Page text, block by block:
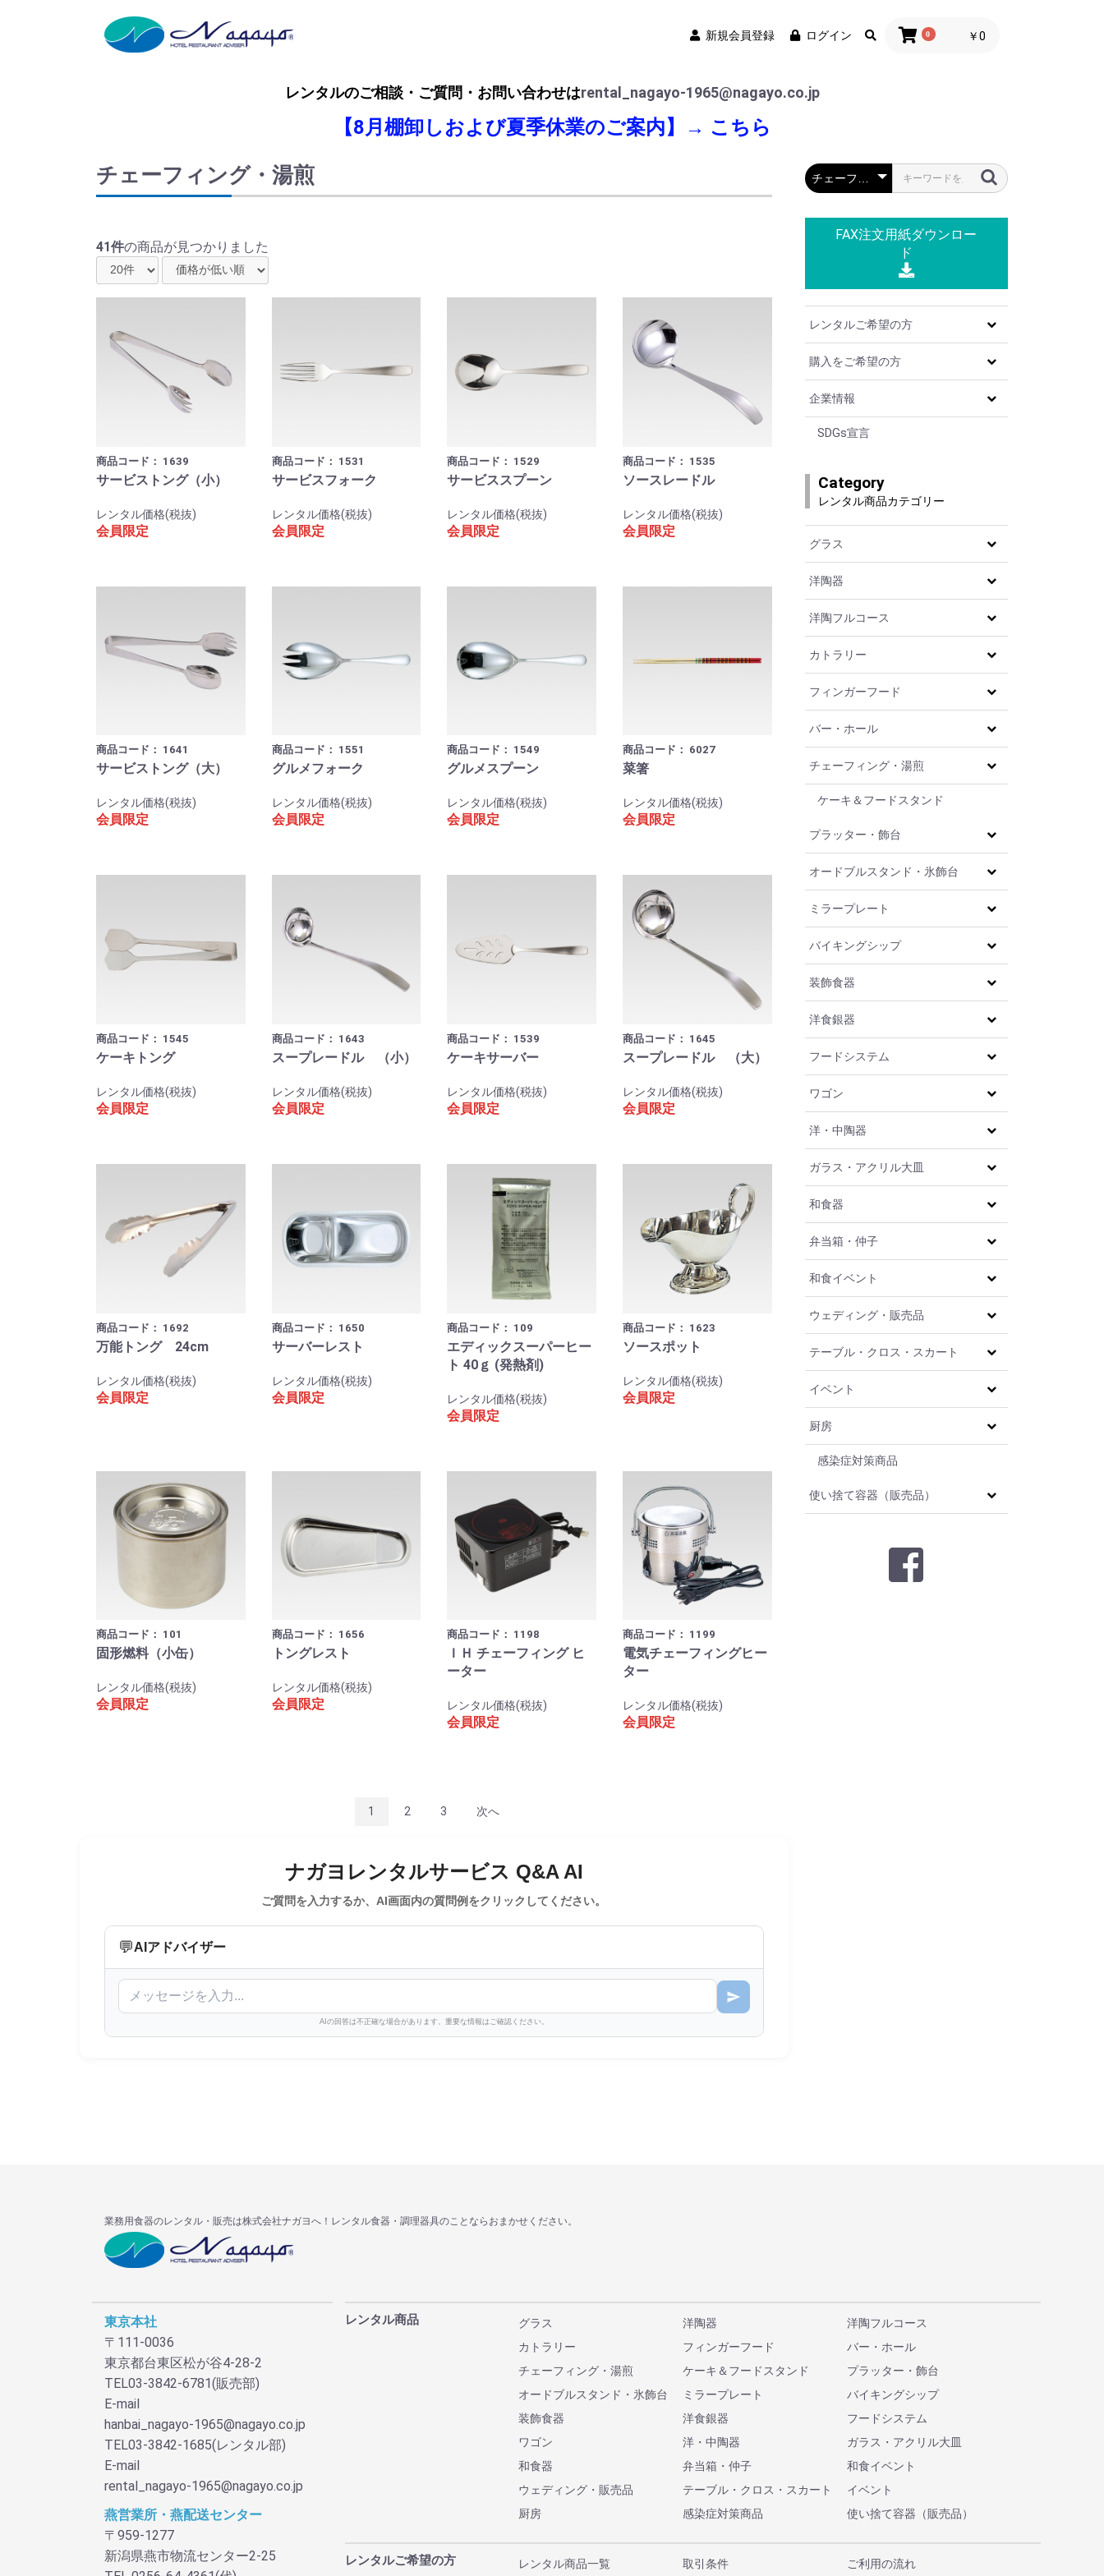
新規会員登録 ログイン 0 ￥0
レンタルのご相談・ご質問・お問い合わせはrental_nagayo-1965@nagayo.co.jp
【8月棚卸しおよび夏季休業のご案内】→ こちら
チェーフィング・湯煎
41件の商品が見つかりました
商品コード： 1639
サービストング（小）
レンタル価格(税抜)
会員限定
商品コード： 1531
サービスフォーク
レンタル価格(税抜)
会員限定
商品コード： 1529
サービススプーン
レンタル価格(税抜)
会員限定
商品コード： 1535
ソースレードル
レンタル価格(税抜)
会員限定
商品コード： 1641
サービストング（大）
レンタル価格(税抜)
会員限定
商品コード： 1551
グルメフォーク
レンタル価格(税抜)
会員限定
商品コード： 1549
グルメスプーン
レンタル価格(税抜)
会員限定
商品コード： 6027
菜箸
レンタル価格(税抜)
会員限定
商品コード： 1545
ケーキトング
レンタル価格(税抜)
会員限定
商品コード： 1643
スープレードル （小）
レンタル価格(税抜)
会員限定
商品コード： 1539
ケーキサーバー
レンタル価格(税抜)
会員限定
商品コード： 1645
スープレードル （大）
レンタル価格(税抜)
会員限定
商品コード： 1692
万能トング 24cm
レンタル価格(税抜)
会員限定
商品コード： 1650
サーバーレスト
レンタル価格(税抜)
会員限定
商品コード： 109
エディックスーパーヒー
ト 40ｇ (発熱剤)
レンタル価格(税抜)
会員限定
商品コード： 1623
ソースポット
レンタル価格(税抜)
会員限定
商品コード： 101
固形燃料（小缶）
レンタル価格(税抜)
会員限定
商品コード： 1656
トングレスト
レンタル価格(税抜)
会員限定
商品コード： 1198
ＩＨ チェーフィング ヒ
ーター
レンタル価格(税抜)
会員限定
商品コード： 1199
電気チェーフィングヒー
ター
レンタル価格(税抜)
会員限定
1 2 3 次へ
ナガヨレンタルサービス Q&A AI
ご質問を入力するか、AI画面内の質問例をクリックしてください。
💬AIアドバイザー
AIの回答は不正確な場合があります。重要な情報はご確認ください。
FAX注文用紙ダウンロー
ド
レンタルご希望の方
購入をご希望の方
企業情報
SDGs宣言
Category
レンタル商品カテゴリー
グラス
洋陶器
洋陶フルコース
カトラリー
フィンガーフード
バー・ホール
チェーフィング・湯煎
ケーキ＆フードスタンド
プラッター・飾台
オードブルスタンド・氷飾台
ミラープレート
バイキングシップ
装飾食器
洋食銀器
フードシステム
ワゴン
洋・中陶器
ガラス・アクリル大皿
和食器
弁当箱・仲子
和食イベント
ウェディング・販売品
テーブル・クロス・スカート
イベント
厨房
感染症対策商品
使い捨て容器（販売品）
業務用食器のレンタル・販売は株式会社ナガヨへ！レンタル食器・調理器具のことならおまかせください。
東京本社
〒111-0036
東京都台東区松が谷4-28-2
TEL03-3842-6781(販売部)
E-mail
hanbai_nagayo-1965@nagayo.co.jp
TEL03-3842-1685(レンタル部)
E-mail
rental_nagayo-1965@nagayo.co.jp
燕営業所・燕配送センター
〒959-1277
新潟県燕市物流センター2-25
レンタル商品 グラス 洋陶器
洋陶フルコース
カトラリー
フィンガーフード
バー・ホール
チェーフィング・湯煎
ケーキ＆フードスタンド
プラッター・飾台
オードブルスタンド・氷飾台
ミラープレート
バイキングシップ
装飾食器
洋食銀器
フードシステム
ワゴン
洋・中陶器
ガラス・アクリル大皿
和食器
弁当箱・仲子
和食イベント
ウェディング・販売品
テーブル・クロス・スカート
イベント
厨房
感染症対策商品 使い捨て容器（販売品）
レンタルご希望の方 レンタル商品一覧 取引条件 ご利用の流れ